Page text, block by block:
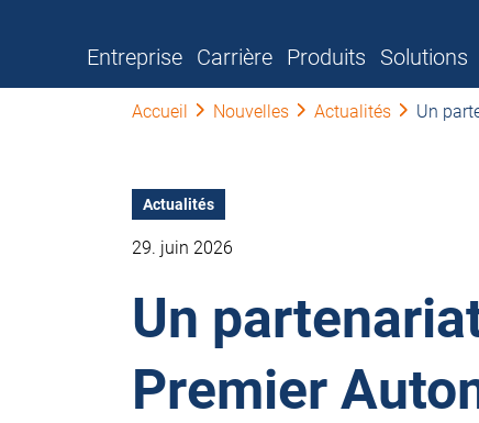
Entreprise Carrière Produits Solutions
Accueil Nouvelles Actualités Un
Actualités
29. juin 2026
Un
Premier